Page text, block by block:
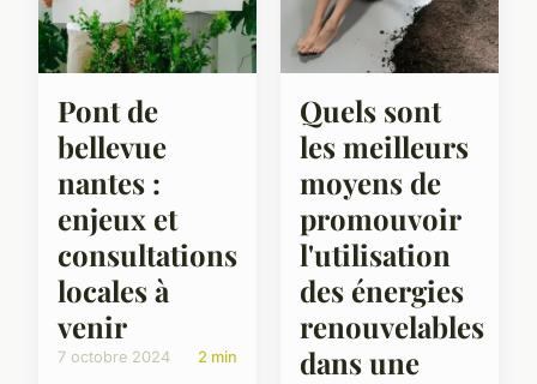
Pont de
bellevue
nantes :
enjeux et
consultations
locales à
venir
7 octobre 2024 2 min
Quels sont
les meilleurs
moyens de
promouvoir
l'utilisation
des énergies
renouvelables
dans une